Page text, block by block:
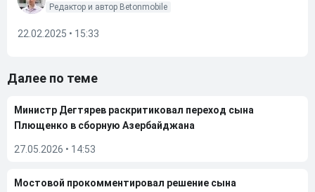
Редактор и автор Betonmobile
22.02.2025 • 15:33
Далее по теме
Министр Дегтярев раскритиковал переход сына
Плющенко в сборную Азербайджана
27.05.2026 • 14:53
Мостовой прокомментировал решение сына